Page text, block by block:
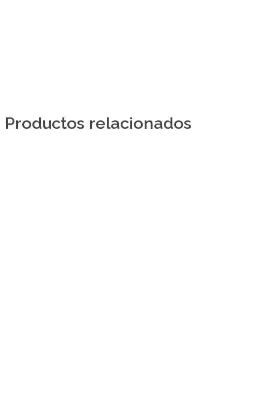
Productos relacionados